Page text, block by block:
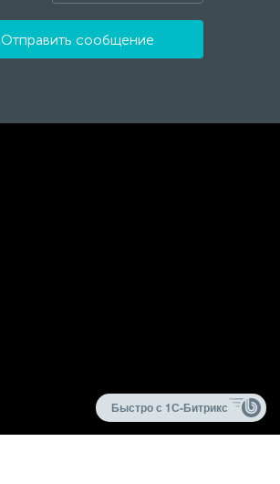
Отправить сообщение
Быстро с 1С-Битрикс